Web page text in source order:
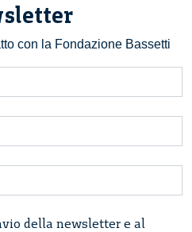
con la Fondazione Bassetti
della newsletter e al